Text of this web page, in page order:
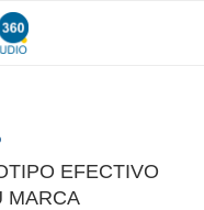
EFECTIVO
MARCA